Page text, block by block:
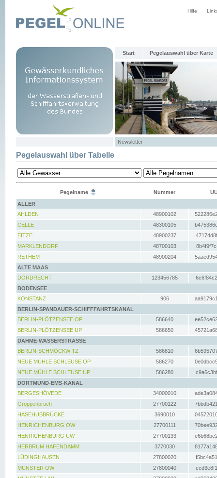
Hilfe
Start Pegelauswahl über Karte
Newsletter
Pegelauswahl über Tabelle
Pegelname Nummer
ALLER
AHLDEN
48900102
CELLE
48300105
EITZE
48900237
MARKLENDORF
48700103
RETHEM
48900204
ALTE MAAS
DORDRECHT
123456785
BODENSEE
KONSTANZ
906
BERLIN-SPANDAUER-SCHIFFFAHRTSKANAL
BERLIN-PLÖTZENSEE OP
586640
BERLIN-PLÖTZENSEE UP
586650
DAHME-WASSERSTRASSE
BERLIN-SCHMÖCKWITZ
586810
NEUE MÜHLE SCHLEUSE OP
586270
NEUE MÜHLE SCHLEUSE UP
586280
DORTMUND-EMS-KANAL
BERGESHÖVEDE
34000010
Groppenbruch
27700122
HASEHUBBRÜCKE
3690010
HENRICHENBURG OW
27700111
HENRICHENBURG UW
27700133
HERBRUM HAFENDAMM
3770030
LÜDINGHAUSEN
27800020
MÜNSTER OW
27800040